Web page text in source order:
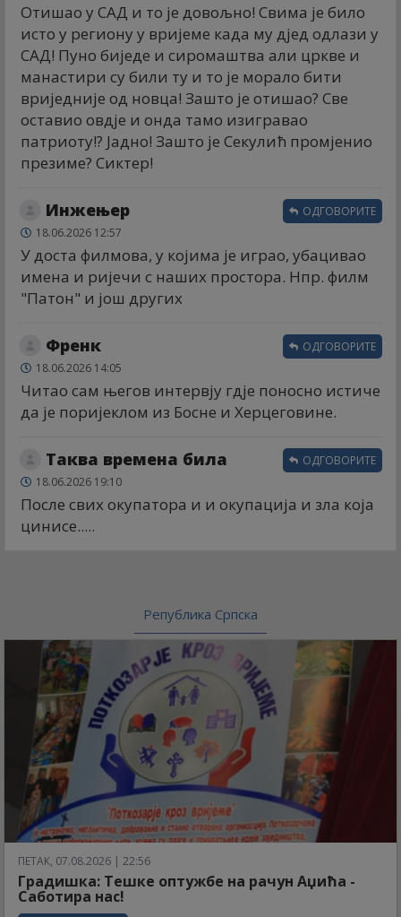
Отишао у САД и то је довољно! Свима је било
исто у региону у вријеме када му дјед одлази у
САД! Пуно биједе и сиромаштва али цркве и
манастири су били ту и то је морало бити
вриједније од новца! Зашто је отишао? Све
оставио овдје и онда тамо изигравао
патриоту!? Јадно! Зашто је Секулић промјенио
презиме? Сиктер!
Инжењер
18.06.2026 12:57
У доста филмова, у којима је играо, убацивао
имена и ријечи с наших простора. Нпр. филм
"Патон" и још других
ОДГОВОРИТЕ
Френк
18.06.2026 14:05
Читао сам његов интервју гдје поносно истиче
да је поријеклом из Босне и Херцеговине.
ОДГОВОРИТЕ
Таква времена била
18.06.2026 19:10
После свих окупатора и и окупација и зла која
цинисе.....
ОДГОВОРИТЕ
Република Српска
ПЕТАК, 07.08.2026 | 22:56
Градишка: Тешке оптужбе на рачун Аџића -
Саботира нас!